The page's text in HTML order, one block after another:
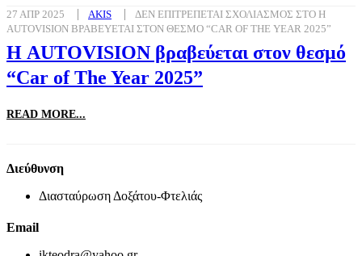
27 ΑΠΡ 2025 AKIS ΔΕΝ ΕΠΙΤΡΈΠΕΤΑΙ ΣΧΟΛΙΑΣΜΌΣ ΣΤΟ Η
AUTOVISION ΒΡΑΒΕΎΕΤΑΙ ΣΤΟΝ ΘΕΣΜΌ “CAR OF THE YEAR 2025”
Η AUTOVISION βραβεύεται στον θεσμό
“Car of The Year 2025”
READ MORE...
Διεύθυνση
Διασταύρωση Δοξάτου-Φτελιάς
Email